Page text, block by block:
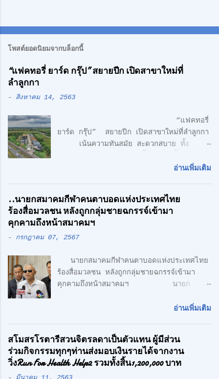
โพสต์ยอดนิยมจากบล็อกนี้
“แฟคทอรี่ ยาร์ด กรุ๊ป” สยายปีก เปิดสาขาใหม่ที่
ลำลูกกา
- สิงหาคม 14, 2563
“แฟคทอรี่
ยาร์ด กรุ๊ป” สยายปีก เปิดสาขาใหม่ที่ลำลูกกา
เน้นความทันสมัย สะดวกสบาย ทั้ง
สไตล์ Modern Loft แฟคทอรี่ ยาร์ด กรุ๊ป
ศักดิ์สิทธิ์ คูณรัตนศิริ และชุติพนธ์ กิตติเกษม
ศักดิ์ เปิดตัวสาชาเพิ่มที่ลำลูกกา เน้นความทัน
สมัย สะดวกสบาย ทั้ง โรงงาน พร้อมออฟฟิศ 3
ชั้น + 1 ชั้นลอย สไตล์ Modern Loft โดย
นาที จากรถไฟฟ้า สายสีเขียว ด้าน CONCEPT
ของโครงการ "Simplicity is the
Ultimate Sophistication" -
ความเรียบง่าย คือ สูงสุดแห่งสุนทรียภาพ เรา
Design วัสดุทุกชิ้น ถูกเลือกอย่างตั้งใจ เพื่อ
ความลงตัว และมีระดับ " สำหรับโครงการนี้
ตั้งอยู่บน ถนนเลียบทางด่วนวงแหวนรอบนอก
(ลำลูกกา) สุดยอดทำเลแห่งอนา...
อ่านเพิ่มเติม
..นายกสมาคมกีฬาคนตาบอดแห่งประเทศไทย
ร้องสื่อมวลชน หลังถูกกลุ่มชายฉกรรจ์เข้ามา
คุกคามถึงหน้าสมาคมฯ
- กรกฎาคม 07, 2567
นายกสมาคมกีฬาคนตาบอดแห่งประเทศไทย
ร้องสื่อมวลชน หลังถูกกลุ่มชายฉกรรจ์เข้ามา
คุกคามถึงหน้าสมาคมฯ นายก
สื่อมวลชน หลังถูกกลุ่มชายฉกรรจ์เข้ามาคุกคาม
ตาบอด เดินทางไปยื่นหนังสือถึงนายเศรษฐา ทวี
สิน นายกรัฐมนตรี เรียกร้องขอความเป็นธรรม
และให้ตรวจสอบการฮุบโควตาสลากกินแบ่ง
อ่านเพิ่มเติม
สโมสรโรตารีสวนจิตรลดาเป็นตัวแทน ผู้มีส่วน
ร่วมกิจกรรมทุกๆท่านส่งมอบเงินรายได้จากงาน
วิ่งRun For Health Help2 รวมทั้งสิ้น1,200,000 บาท